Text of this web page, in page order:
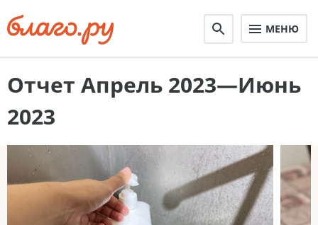
МЕНЮ
Отчет Апрель 2023—Июнь
2023